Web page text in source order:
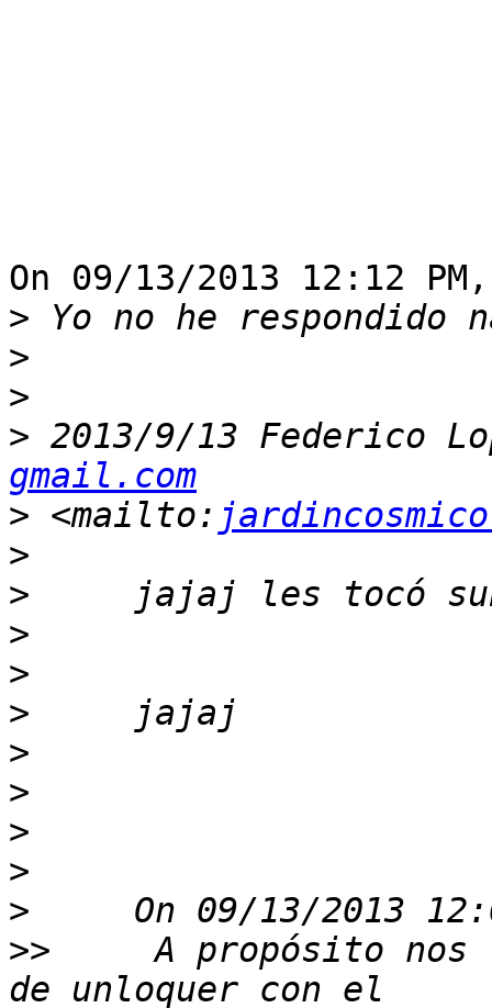
On 09/13/2013 12:12
>
>
>
> 2013/9/13 Federico
gmail.com
> <mailto:
>
>
>
>
>
>
>
>
>
>
>>
A propósito nos